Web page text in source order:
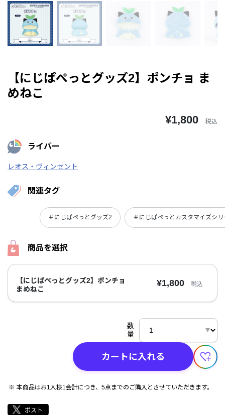
【にじぱぺっとグッズ2】ポンチョ ま
めねこ
¥1,800 税込
ライバー
レオス・ヴィンセント
関連タグ
＃にじぱぺっとグッズ2 ＃にじぱぺっとカスタマイズシリ
商品を選択
【にじぱぺっとグッズ2】ポンチョ
まめねこ
¥1,800 税込
数
量
カートに入れる
本商品はお1人様1会計につき、5点までのご購入とさせていただきます。